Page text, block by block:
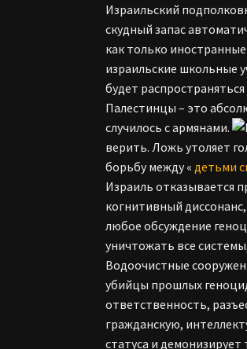
Израильский
скудный запас
как только
израильские школьные
будет
Палестинцы – это
случилось с армянами.
верить. Ложь утоляет
борьбу между « детьми
Израиль отказывается
когнитивный
любое обсуждение
уничтожать все
Водоочистные
убийцы прошлых
ответственность,
гражданскую,
статуса и демонизирует